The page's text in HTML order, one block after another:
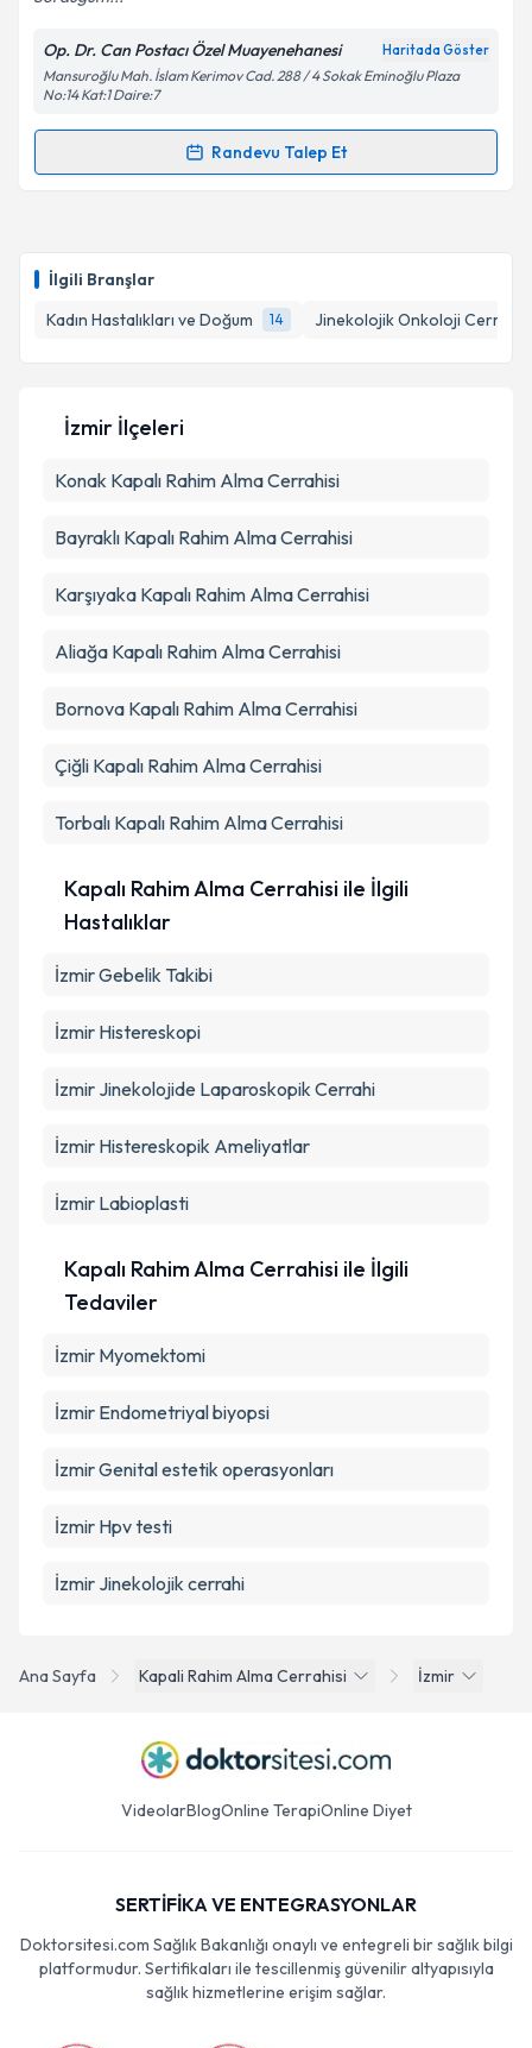
İlgili Branşlar
Kadın Hastalıkları ve Doğum
14 Jinekolojik Onkoloji
Kişisel verilerimin işlenmesine ilişkinAydınlatma
Metni
kapsamda işlenmesini kabul ediyorum.
Op. Dr. Can Postacı Özel Muayenehanesi Haritada Göster
Mansuroğlu Mah. İslam Kerimov Cad. 288 / 4 Sokak Eminoğlu Plaza
No:14 Kat:1 Daire:7
Randevu Talep Et
Randevu Takvimi Talebi
takvim hazırlandığında e-posta ile bilgilendireceğiz.
Metni'ni okudum ve kişisel verilerimin belirtilen
Ana Sayfa Kapali Rahim Alma Cerrahisi İzmir
İzmir İlçeleri
Konak Kapalı Rahim Alma Cerrahisi
Bayraklı Kapalı Rahim Alma Cerrahisi
Karşıyaka Kapalı Rahim Alma Cerrahisi
Aliağa Kapalı Rahim Alma Cerrahisi
Bornova Kapalı Rahim Alma Cerrahisi
Çiğli Kapalı Rahim Alma Cerrahisi
Torbalı Kapalı Rahim Alma Cerrahisi
Kapalı Rahim Alma Cerrahisi ile İlgili
Hastalıklar
İzmir Gebelik Takibi
İzmir Histereskopi
İzmir Jinekolojide Laparoskopik Cerrahi
İzmir Histereskopik Ameliyatlar
İzmir Labioplasti
Kapalı Rahim Alma Cerrahisi ile İlgili
Tedaviler
İzmir Myomektomi
İzmir Endometriyal biyopsi
İzmir Genital estetik operasyonları
İzmir Hpv testi
İzmir Jinekolojik cerrahi
VideolarBlogOnline TerapiOnline Diyet
SERTİFİKA VE ENTEGRASYONLAR
Doktorsitesi.com Sağlık Bakanlığı onaylı ve entegreli bir sağlık bilgi
platformudur. Sertifikaları ile tescillenmiş güvenilir altyapısıyla
sağlık hizmetlerine erişim sağlar.